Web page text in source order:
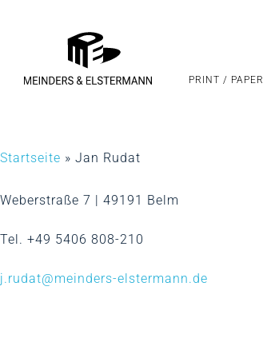
PRINT / PAPER
Startseite » Jan Rudat
Weberstraße 7 | 49191 Belm
Tel. +49 5406 808-210
j.rudat@meinders-elstermann.de